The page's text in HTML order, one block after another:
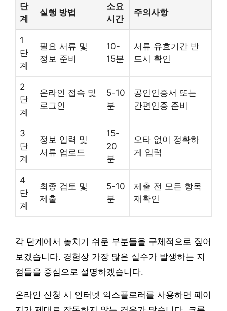
단
계
실행 방법
소요
시간
주의사항
1
단
계
필요 서류 및
정보 준비
10-
15분
서류 유효기간 반
드시 확인
2
단
계
온라인 접속 및
로그인
5-10
분
공인인증서 또는
간편인증 준비
3
단
계
정보 입력 및
서류 업로드
15-
20
분
오타 없이 정확하
게 입력
4
단
계
최종 검토 및
제출
5-10
분
제출 전 모든 항목
재확인
각 단계에서 놓치기 쉬운 부분들을 구체적으로 짚어
보겠습니다. 경험상 가장 많은 실수가 발생하는 지
점들을 중심으로 설명하겠습니다.
온라인 신청 시 인터넷 익스플로러를 사용하면 페이